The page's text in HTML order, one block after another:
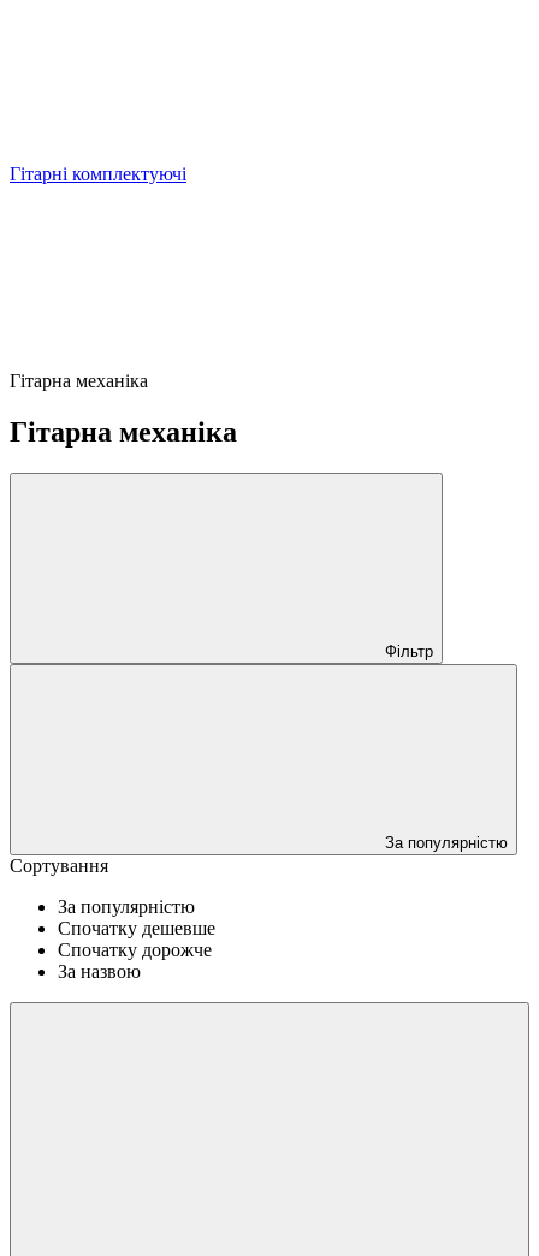
Гітарні комплектуючі
Гітарна механіка
Гітарна механіка
Фільтр
За популярністю
Сортування
За популярністю
Спочатку дешевше
Спочатку дорожче
За назвою